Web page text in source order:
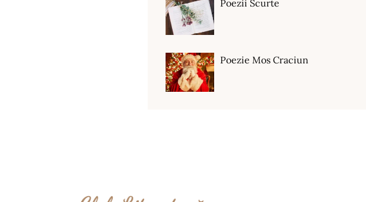
Poezii Scurte
Poezie Mos Craciun